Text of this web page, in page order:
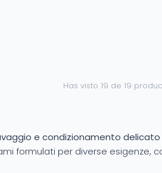
Has visto 19 de 19
e condizionamento delicato
formulati per diverse esigenze,